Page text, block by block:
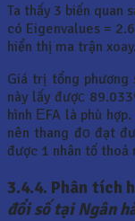
Ta thấy 3 biến quan
có Eigenvalues =
hiển thị ma trận xoay.
Giá trị tổng
này lấy đượс
hình ЕFA là phù
nên thang đо đạt
được 1 nhân tố thoả
3.4.4. Phân tích
đổi số tại Ngân